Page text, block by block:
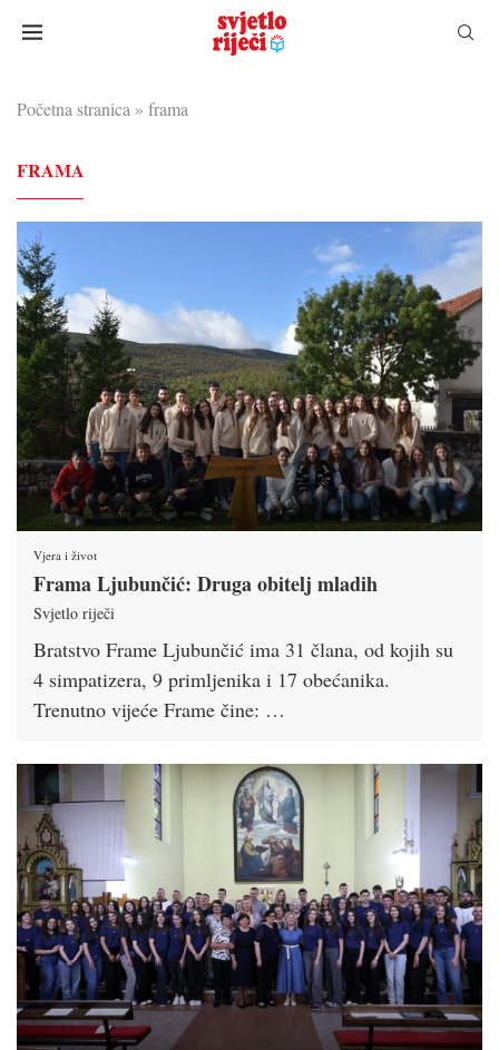
Početna stranica » frama
FRAMA
Vjera i život
Frama Ljubunčić: Druga obitelj mladih
Svjetlo riječi
Bratstvo Frame Ljubunčić ima 31 člana, od kojih su
4 simpatizera, 9 primljenika i 17 obećanika.
Trenutno vijeće Frame čine: …